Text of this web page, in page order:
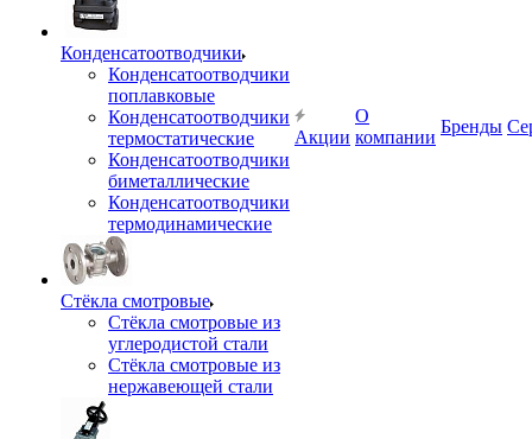
Конденсатоотводчики
Конденсатоотводчики
поплавковые
Конденсатоотводчики
термостатические
Конденсатоотводчики
биметаллические
Конденсатоотводчики
термодинамические
Стёкла смотровые
Стёкла смотровые из
углеродистой стали
Стёкла смотровые из
нержавеющей стали
Акции
О
компании
Бренды